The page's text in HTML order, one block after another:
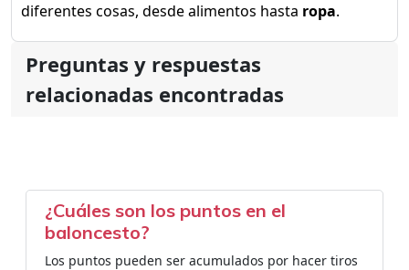
diferentes cosas, desde alimentos hasta ropa.
Preguntas y respuestas
relacionadas encontradas
¿Cuáles son los puntos en el
baloncesto?
Los puntos pueden ser acumulados por hacer tiros